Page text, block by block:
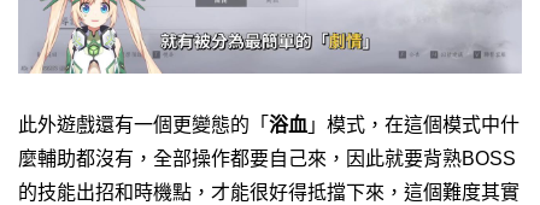
此外遊戲還有一個更變態的「 浴血 」模式，在這個模式中什
麼輔助都沒有，全部操作都要自己來，因此就要背熟BOSS
的技能出招和時機點，才能很好得抵擋下來，這個難度其實